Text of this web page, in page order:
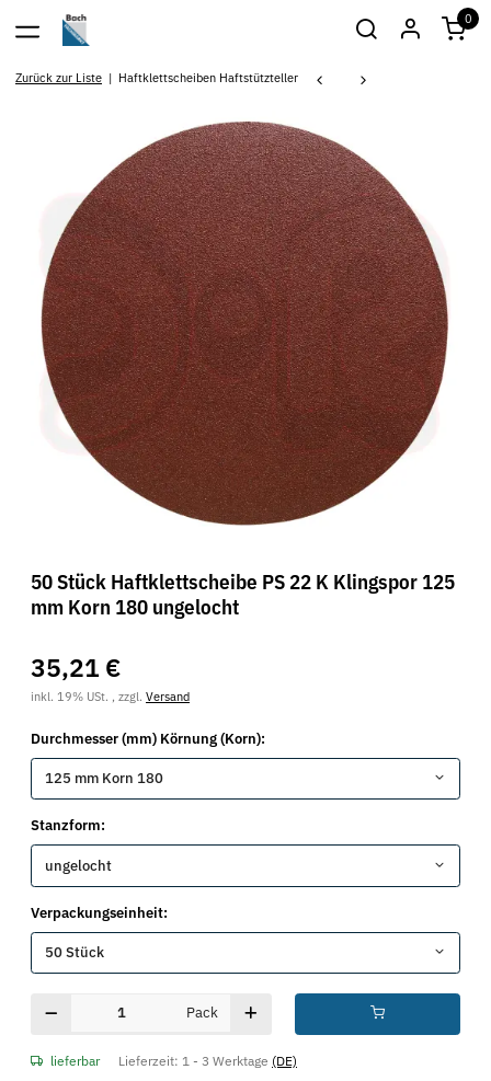
0
Zurück zur Liste Haftklettscheiben Haftstützteller
50 Stück Haftklettscheibe PS 22 K Klingspor 125
mm Korn 180 ungelocht
35,21 €
inkl. 19% USt. , zzgl. Versand
Durchmesser (mm) Körnung (Korn):
125 mm Korn 180
Stanzform:
ungelocht
Verpackungseinheit:
50 Stück
Pack
lieferbar Lieferzeit: 1 - 3 Werktage (DE)